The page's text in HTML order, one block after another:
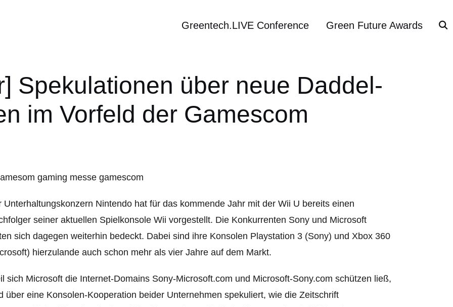
Greentech.LIVE Conference Green Future Awards
Spekulationen über neue Daddel-
im Vorfeld der Gamescom
Unterhaltungskonzern Nintendo hat für das kommende Jahr mit der Wii U bereits einen
seiner aktuellen Spielkonsole Wii vorgestellt. Die Konkurrenten Sony und Microsoft
sich dagegen weiterhin bedeckt. Dabei sind ihre Konsolen Playstation 3 (Sony) und Xbox 360
hierzulande auch schon mehr als vier Jahre auf dem Markt.
sich Microsoft die Internet-Domains Sony-Microsoft.com und Microsoft-Sony.com schützen ließ,
über eine Konsolen-Kooperation beider Unternehmen spekuliert, wie die Zeitschrift